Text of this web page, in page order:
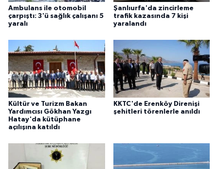
Ambulans ile otomobil
çarpıştı: 3'ü sağlık çalışanı 5
yaralı
Şanlıurfa'da zincirleme
trafik kazasında 7 kişi
yaralandı
Kültür ve Turizm Bakan
Yardımcısı Gökhan Yazgı
Hatay'da kütüphane
açılışına katıldı
KKTC'de Erenköy Direnişi
şehitleri törenlerle anıldı